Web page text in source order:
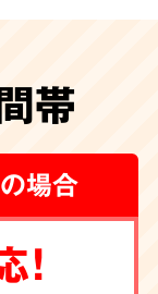
下地にま
く為に内
グループ会
リフォー
す。
帯
の場合